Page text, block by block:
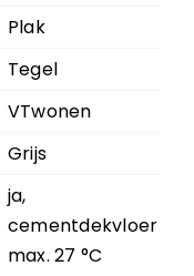
Plak
Tegel
VTwonen
Grijs
ja,
cementdekvloer
max. 27 °C